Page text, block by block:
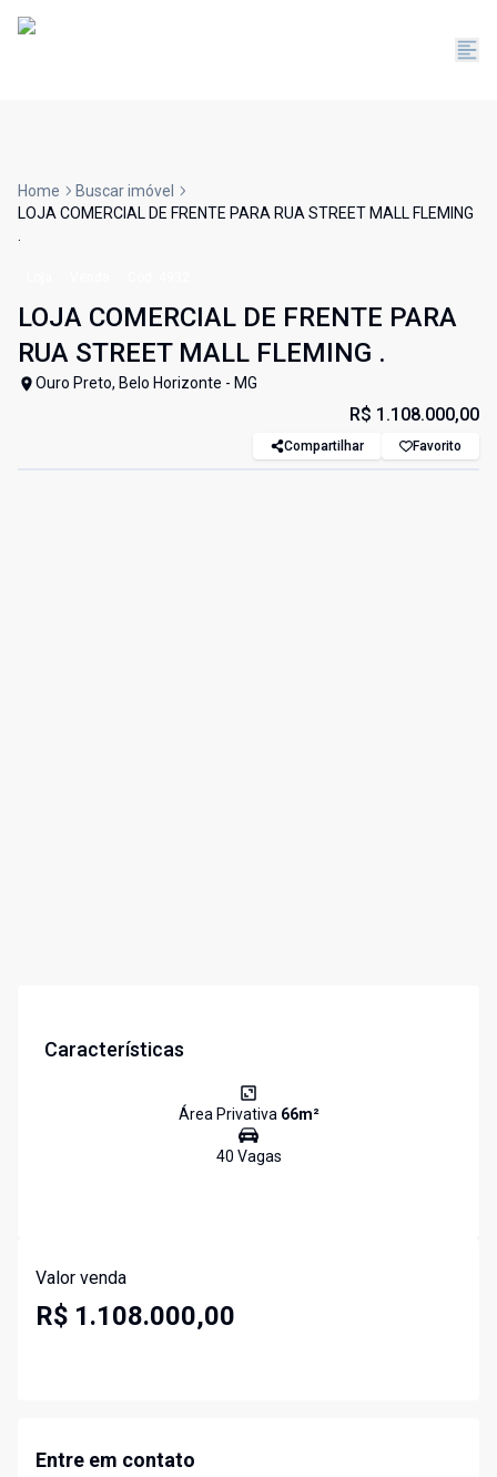
Home
Buscar imóvel
LOJA COMERCIAL DE FRENTE PARA RUA STREET MALL FLEMING
.
LOJA COMERCIAL DE FRENTE PARA
RUA STREET MALL FLEMING .
Ouro Preto, Belo Horizonte - MG
R$ 1.108.000,00
Compartilhar Favorito
Características
Área Privativa 66m²
40 Vagas
Valor venda
R$ 1.108.000,00
Entre em contato